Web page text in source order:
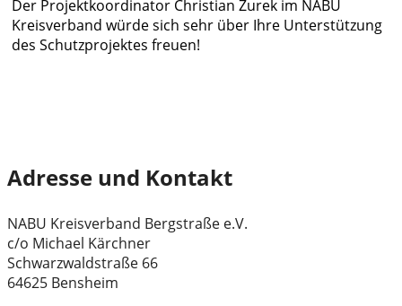
Der Projektkoordinator Christian Zurek im NABU
Kreisverband würde sich sehr über Ihre Unterstützung
des Schutzprojektes freuen!
Adresse und Kontakt
NABU Kreisverband Bergstraße e.V.
c/o Michael Kärchner
Schwarzwaldstraße 66
64625 Bensheim